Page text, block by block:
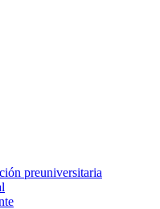
preuniversitaria